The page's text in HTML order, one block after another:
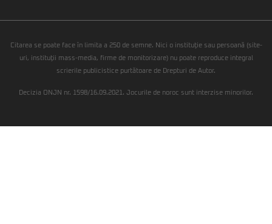
Citarea se poate face în limita a 250 de semne. Nici o instituţie sau persoană (site-
uri, instituţii mass-media, firme de monitorizare) nu poate reproduce integral
scrierile publicistice purtătoare de Drepturi de Autor.
Decizia ONJN nr. 1598/16.09.2021. Jocurile de noroc sunt interzise minorilor.